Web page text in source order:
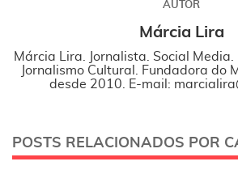
AUTOR
Márcia Lira
Márcia Lira. Jornalista. Social Media.
Jornalismo Cultural. Fundadora do
desde 2010. E-mail:
POSTS RELACIONADOS POR